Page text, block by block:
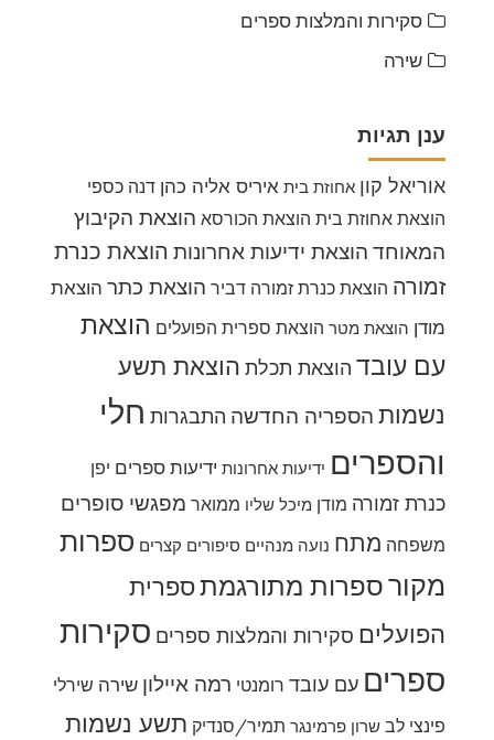
סקירות והמלצות ספרים
שירה
ענן תגיות
אוריאל קון אחוזת בית איריס אליה כהן דנה כספי
הוצאת אחוזת בית הוצאת הכורסא הוצאת הקיבוץ
המאוחד הוצאת ידיעות אחרונות הוצאת כנרת
זמורה הוצאת כנרת זמורה דביר הוצאת כתר הוצאת
מודן הוצאת מטר הוצאת ספרית הפועלים הוצאת
עם עובד הוצאת תכלת הוצאת תשע
נשמות הספריה החדשה התבגרות חלי
והספרים ידיעות אחרונות ידיעות ספרים יפן
כנרת זמורה מודן מיכל שליו ממואר מפגשי סופרים
משפחה מתח נועה מנהיים סיפורים קצרים ספרות
מקורספרות מתורגמתספרית
הפועלים סקירות והמלצות ספרים סקירות
ספרים עם עובד רומנטי רמה איילון שירה שירלי
פינצי לב שרון פרמינגר תמיר/סנדיק תשע נשמות